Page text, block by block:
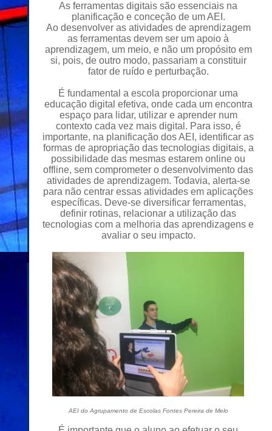
As ferramentas digitais são essenciais na
planificação e conceção de um AEI.
Ao desenvolver as atividades de aprendizagem
as ferramentas devem ser um apoio à
aprendizagem, um meio, e não um propósito em
si, pois, de outro modo, passariam a constituir
fator de ruído e perturbação.
É fundamental a escola proporcionar uma
educação digital efetiva, onde cada um encontra
espaço para lidar, utilizar e aprender num
contexto cada vez mais digital. Para isso, é
importante, na planificação dos AEI, identificar as
formas de apropriação das tecnologias digitais, a
possibilidade das mesmas estarem online ou
offline, sem comprometer o desenvolvimento das
atividades de aprendizagem. Todavia, alerta-se
para não centrar essas atividades em aplicações
específicas. Deve-se diversificar ferramentas,
definir rotinas, relacionar a utilização das
tecnologias com a melhoria das aprendizagens e
avaliar o seu impacto.
AEI do Agrupamento de Escolas Fontes Pereira de Melo